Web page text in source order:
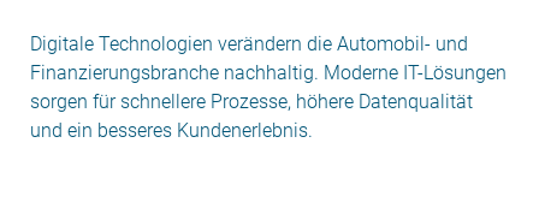
Digitale Technologien verändern die Automobil- und
Finanzierungsbranche nachhaltig. Moderne IT-Lösungen
sorgen für schnellere Prozesse, höhere Datenqualität
und ein besseres Kundenerlebnis.